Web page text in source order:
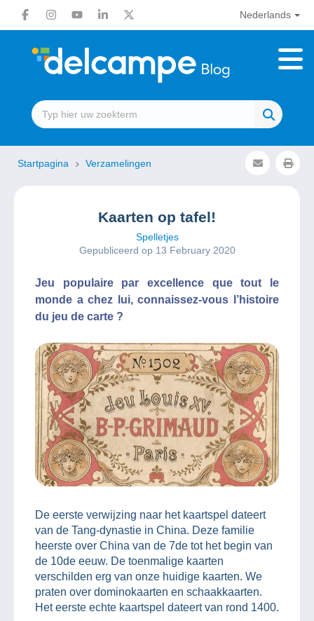
Nederlands
Startpagina Verzamelingen
Kaarten op tafel!
Spelletjes
Gepubliceerd op 13 February 2020
Jeu populaire par excellence que tout le
monde a chez lui, connaissez-vous l’histoire
du jeu de carte ?
De eerste verwijzing naar het kaartspel dateert
van de Tang-dynastie in China. Deze familie
heerste over China van de 7de tot het begin van
de 10de eeuw. De toenmalige kaarten
verschilden erg van onze huidige kaarten. We
praten over dominokaarten en schaakkaarten.
Het eerste echte kaartspel dateert van rond 1400.